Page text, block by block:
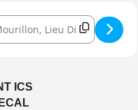
c’est le Sud 2026 []
- Tournée Ça c’est le
ICS